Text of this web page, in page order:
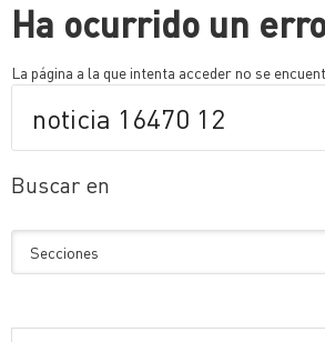
Ha ocurrido un
La página a la que intenta acceder no se
Buscar en